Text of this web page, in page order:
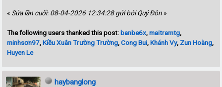
« Sửa lần cuối: 08-04-2026 12:34:28 gửi bởi Quý Đôn »
The following users thanked this post: banbe6x,maitramtg,
minhsơn97,Kiều Xuân Trường Trường,Cong Bui,Khánh Vy, Zun Hoàng,
Huyen Le
haybanglong